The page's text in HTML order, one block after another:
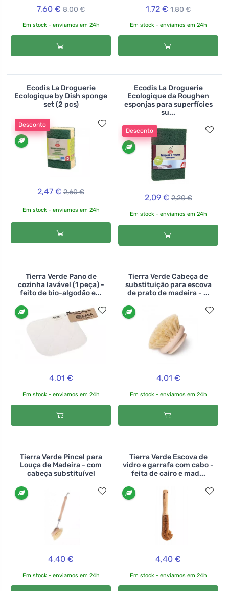
7,60 € 8,00 €
Em stock - enviamos em 24h
1,72 € 1,80 €
Em stock - enviamos em 24h
Ecodis La Droguerie
Ecologique by Dish sponge
set (2 pcs)
Desconto
2,47 € 2,60 €
Em stock - enviamos em 24h
Ecodis La Droguerie
Ecologique da Roughen
esponjas para superfícies
su...
Desconto
2,09 € 2,20 €
Em stock - enviamos em 24h
Tierra Verde Pano de
cozinha lavável (1 peça) -
feito de bio-algodão e...
4,01 €
Em stock - enviamos em 24h
Tierra Verde Cabeça de
substituição para escova
de prato de madeira - ...
4,01 €
Em stock - enviamos em 24h
Tierra Verde Pincel para
Louça de Madeira - com
cabeça substituível
4,40 €
Em stock - enviamos em 24h
Tierra Verde Escova de
vidro e garrafa com cabo -
feita de cairo e mad...
4,40 €
Em stock - enviamos em 24h